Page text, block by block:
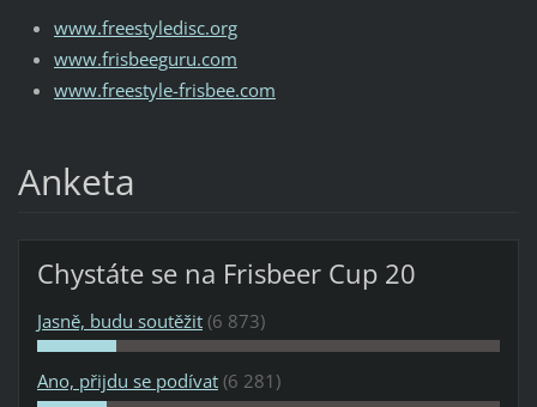
www.freestyledisc.org
www.frisbeeguru.com
www.freestyle-frisbee.com
Anketa
Chystáte se na Frisbeer Cup 20
Jasně, budu soutěžit (6 873)
Ano, přijdu se podívat (6 281)